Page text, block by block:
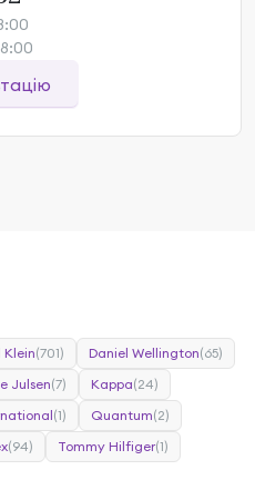
Klein(701) Daniel Wellington(65)
Julsen(7) Kappa(24)
(1) Quantum(2)
(94) Tommy Hilfiger(1)